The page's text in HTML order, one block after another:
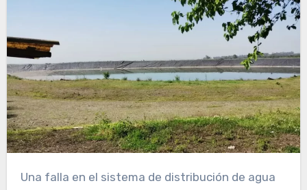
Una falla en el sistema de distribución de agua